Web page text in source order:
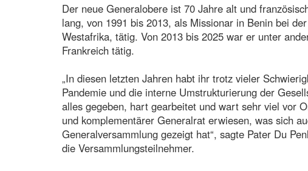
Der neue Generalobere ist 70 Jahre alt und
lang, von 1991 bis 2013, als Missionar in Benin bei
Westafrika, tätig. Von 2013 bis 2025 war er unter
Frankreich tätig.
„In diesen letzten Jahren habt ihr trotz vieler
Pandemie und die interne Umstrukturierung der
alles gegeben, hart gearbeitet und wart sehr viel vor
und komplementärer Generalrat erwiesen, was sich
Generalversammlung gezeigt hat“, sagte Pater Du
die Versammlungsteilnehmer.